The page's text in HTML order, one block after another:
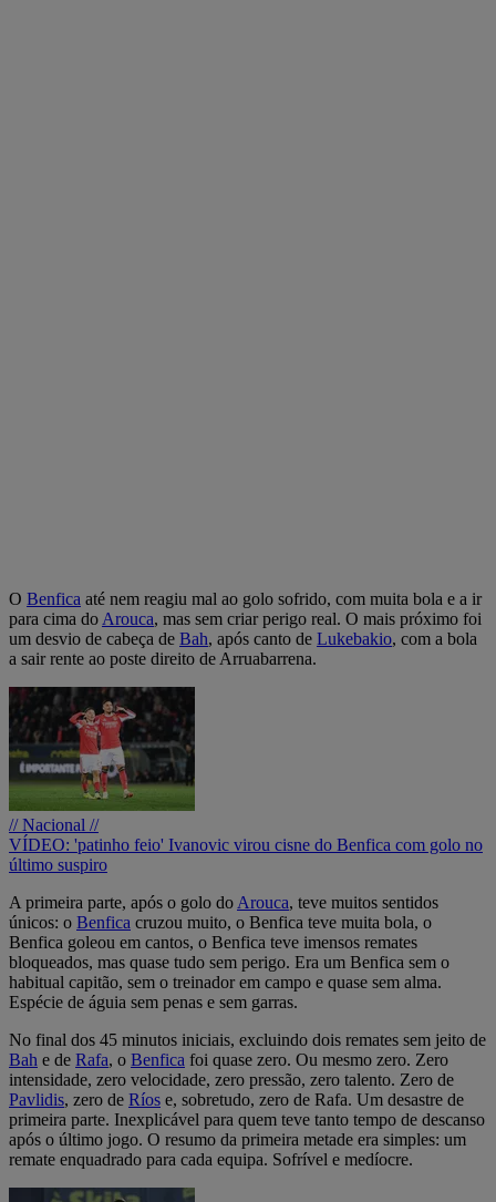
O Benfica até nem reagiu mal ao golo sofrido, com muita bola e a ir
para cima do Arouca, mas sem criar perigo real. O mais próximo foi
um desvio de cabeça de Bah, após canto de Lukebakio, com a bola
a sair rente ao poste direito de Arruabarrena.
// Nacional //
VÍDEO: 'patinho feio' Ivanovic virou cisne do Benfica com golo no
último suspiro
A primeira parte, após o golo do Arouca, teve muitos sentidos
únicos: o Benfica cruzou muito, o Benfica teve muita bola, o
Benfica goleou em cantos, o Benfica teve imensos remates
bloqueados, mas quase tudo sem perigo. Era um Benfica sem o
habitual capitão, sem o treinador em campo e quase sem alma.
Espécie de águia sem penas e sem garras.
No final dos 45 minutos iniciais, excluindo dois remates sem jeito de
Bah e de Rafa, o Benfica foi quase zero. Ou mesmo zero. Zero
intensidade, zero velocidade, zero pressão, zero talento. Zero de
Pavlidis, zero de Ríos e, sobretudo, zero de Rafa. Um desastre de
primeira parte. Inexplicável para quem teve tanto tempo de descanso
após o último jogo. O resumo da primeira metade era simples: um
remate enquadrado para cada equipa. Sofrível e medíocre.